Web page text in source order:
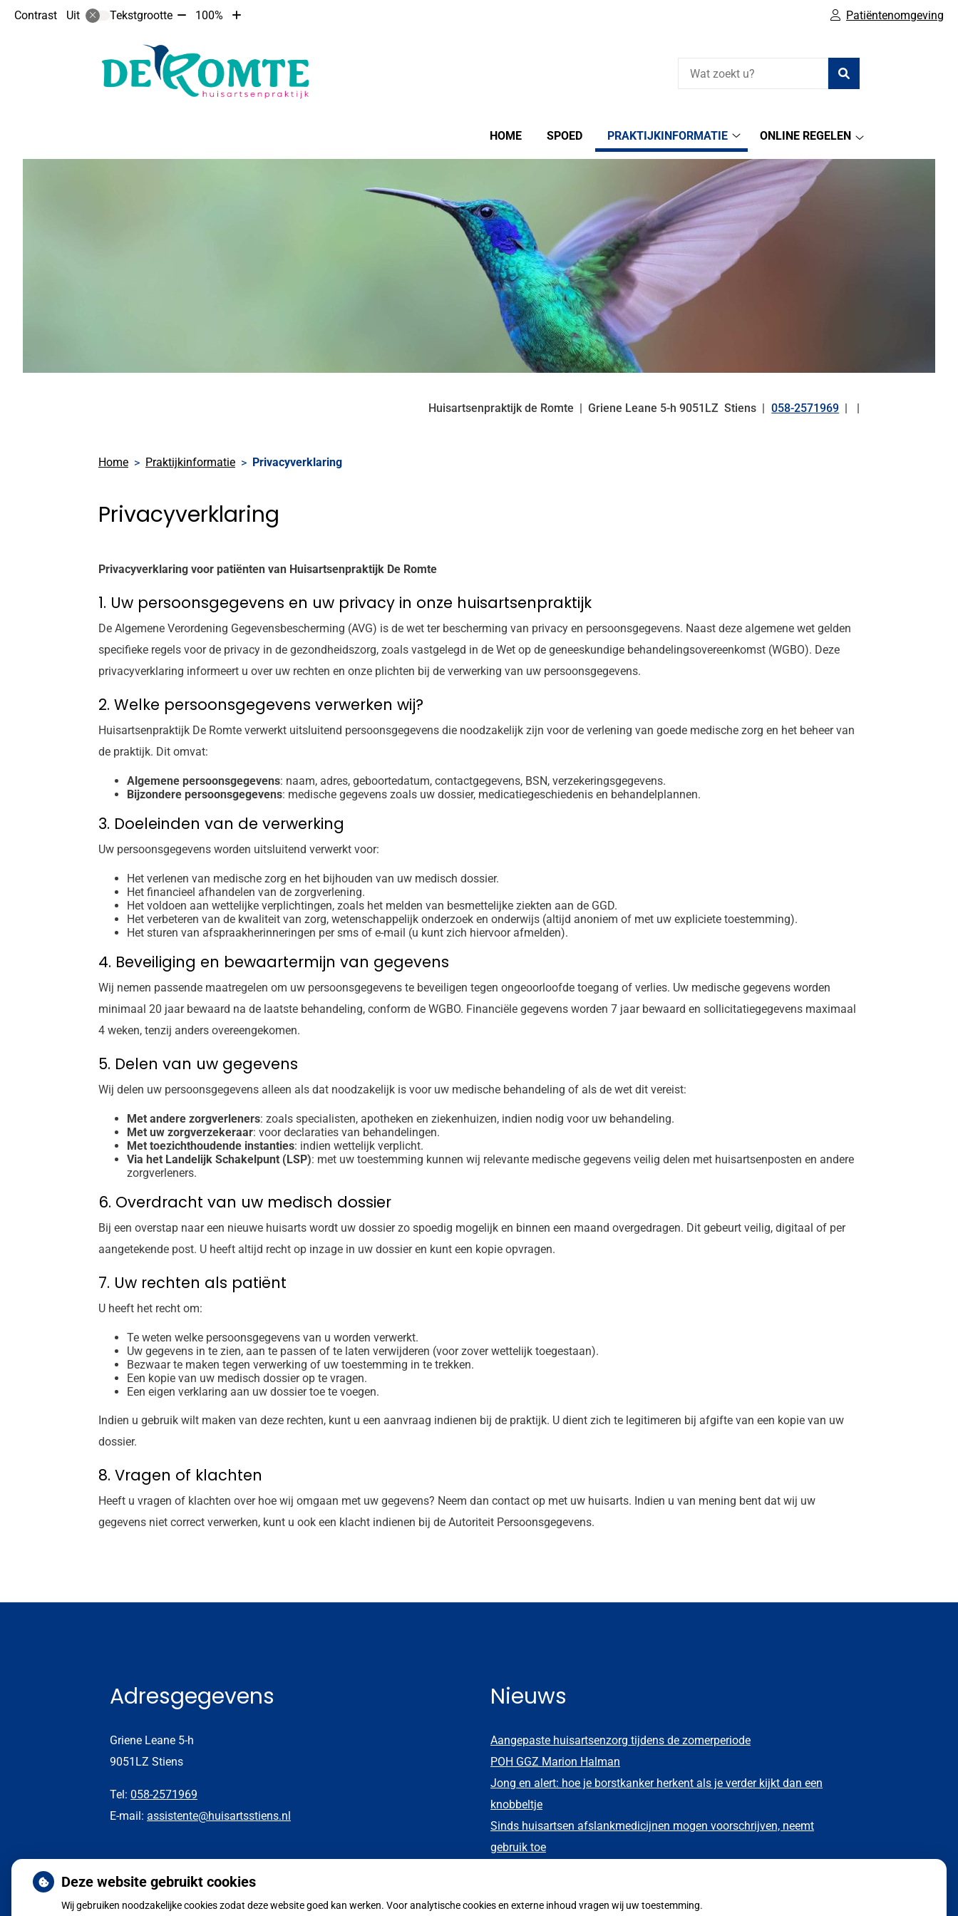
Contrast Uit Tekstgrootte Tekst
10%
100%
Tekst
10%
Patiëntenomgeving
HOME SPOED
PRAKTIJKINFORMATIE
Praktijkinformatie
submenu
ONLINE REGELEN
Huisartsenpraktijk de Romte Griene Leane 5-h 9051LZ Stiens Tel:
058-2571969
Home Praktijkinformatie Privacyverklaring
Privacyverklaring
Privacyverklaring voor patiënten van Huisartsenpraktijk De Romte
1. Uw persoonsgegevens en uw privacy in onze huisartsenpraktijk
De Algemene Verordening Gegevensbescherming (AVG) is de wet ter bescherming van privacy en persoonsgegevens. Naast deze algemene wet gelden
specifieke regels voor de privacy in de gezondheidszorg, zoals vastgelegd in de Wet op de geneeskundige behandelingsovereenkomst (WGBO). Deze
privacyverklaring informeert u over uw rechten en onze plichten bij de verwerking van uw persoonsgegevens.
2. Welke persoonsgegevens verwerken wij?
Huisartsenpraktijk De Romte verwerkt uitsluitend persoonsgegevens die noodzakelijk zijn voor de verlening van goede medische zorg en het beheer van
de praktijk. Dit omvat:
Algemene persoonsgegevens: naam, adres, geboortedatum, contactgegevens, BSN, verzekeringsgegevens.
Bijzondere persoonsgegevens: medische gegevens zoals uw dossier, medicatiegeschiedenis en behandelplannen.
3. Doeleinden van de verwerking
Uw persoonsgegevens worden uitsluitend verwerkt voor:
Het verlenen van medische zorg en het bijhouden van uw medisch dossier.
Het financieel afhandelen van de zorgverlening.
Het voldoen aan wettelijke verplichtingen, zoals het melden van besmettelijke ziekten aan de GGD.
Het verbeteren van de kwaliteit van zorg, wetenschappelijk onderzoek en onderwijs (altijd anoniem of met uw expliciete toestemming).
Het sturen van afspraakherinneringen per sms of e-mail (u kunt zich hiervoor afmelden).
4. Beveiliging en bewaartermijn van gegevens
Wij nemen passende maatregelen om uw persoonsgegevens te beveiligen tegen ongeoorloofde toegang of verlies. Uw medische gegevens worden
minimaal 20 jaar bewaard na de laatste behandeling, conform de WGBO. Financiële gegevens worden 7 jaar bewaard en sollicitatiegegevens maximaal
4 weken, tenzij anders overeengekomen.
5. Delen van uw gegevens
Wij delen uw persoonsgegevens alleen als dat noodzakelijk is voor uw medische behandeling of als de wet dit vereist:
Met andere zorgverleners: zoals specialisten, apotheken en ziekenhuizen, indien nodig voor uw behandeling.
Met uw zorgverzekeraar: voor declaraties van behandelingen.
Met toezichthoudende instanties: indien wettelijk verplicht.
Via het Landelijk Schakelpunt (LSP): met uw toestemming kunnen wij relevante medische gegevens veilig delen met huisartsenposten en andere
zorgverleners.
6. Overdracht van uw medisch dossier
Bij een overstap naar een nieuwe huisarts wordt uw dossier zo spoedig mogelijk en binnen een maand overgedragen. Dit gebeurt veilig, digitaal of per
aangetekende post. U heeft altijd recht op inzage in uw dossier en kunt een kopie opvragen.
7. Uw rechten als patiënt
U heeft het recht om:
Te weten welke persoonsgegevens van u worden verwerkt.
Uw gegevens in te zien, aan te passen of te laten verwijderen (voor zover wettelijk toegestaan).
Bezwaar te maken tegen verwerking of uw toestemming in te trekken.
Een kopie van uw medisch dossier op te vragen.
Een eigen verklaring aan uw dossier toe te voegen.
Indien u gebruik wilt maken van deze rechten, kunt u een aanvraag indienen bij de praktijk. U dient zich te legitimeren bij afgifte van een kopie van uw
dossier.
8. Vragen of klachten
Heeft u vragen of klachten over hoe wij omgaan met uw gegevens? Neem dan contact op met uw huisarts. Indien u van mening bent dat wij uw
gegevens niet correct verwerken, kunt u ook een klacht indienen bij de Autoriteit Persoonsgegevens.
Adresgegevens
Griene Leane 5-h
9051LZ Stiens
Tel: 058-2571969
E-mail: assistente@huisartsstiens.nl
Nieuws
Aangepaste huisartsenzorg tijdens de zomerperiode
POH GGZ Marion Halman
Jong en alert: hoe je borstkanker herkent als je verder kijkt dan een
knobbeltje
Sinds huisartsen afslankmedicijnen mogen voorschrijven, neemt
gebruik toe
Deze website gebruikt cookies
Wij gebruiken noodzakelijke cookies zodat deze website goed kan werken. Voor analytische cookies en externe inhoud vragen wij uw toestemming.